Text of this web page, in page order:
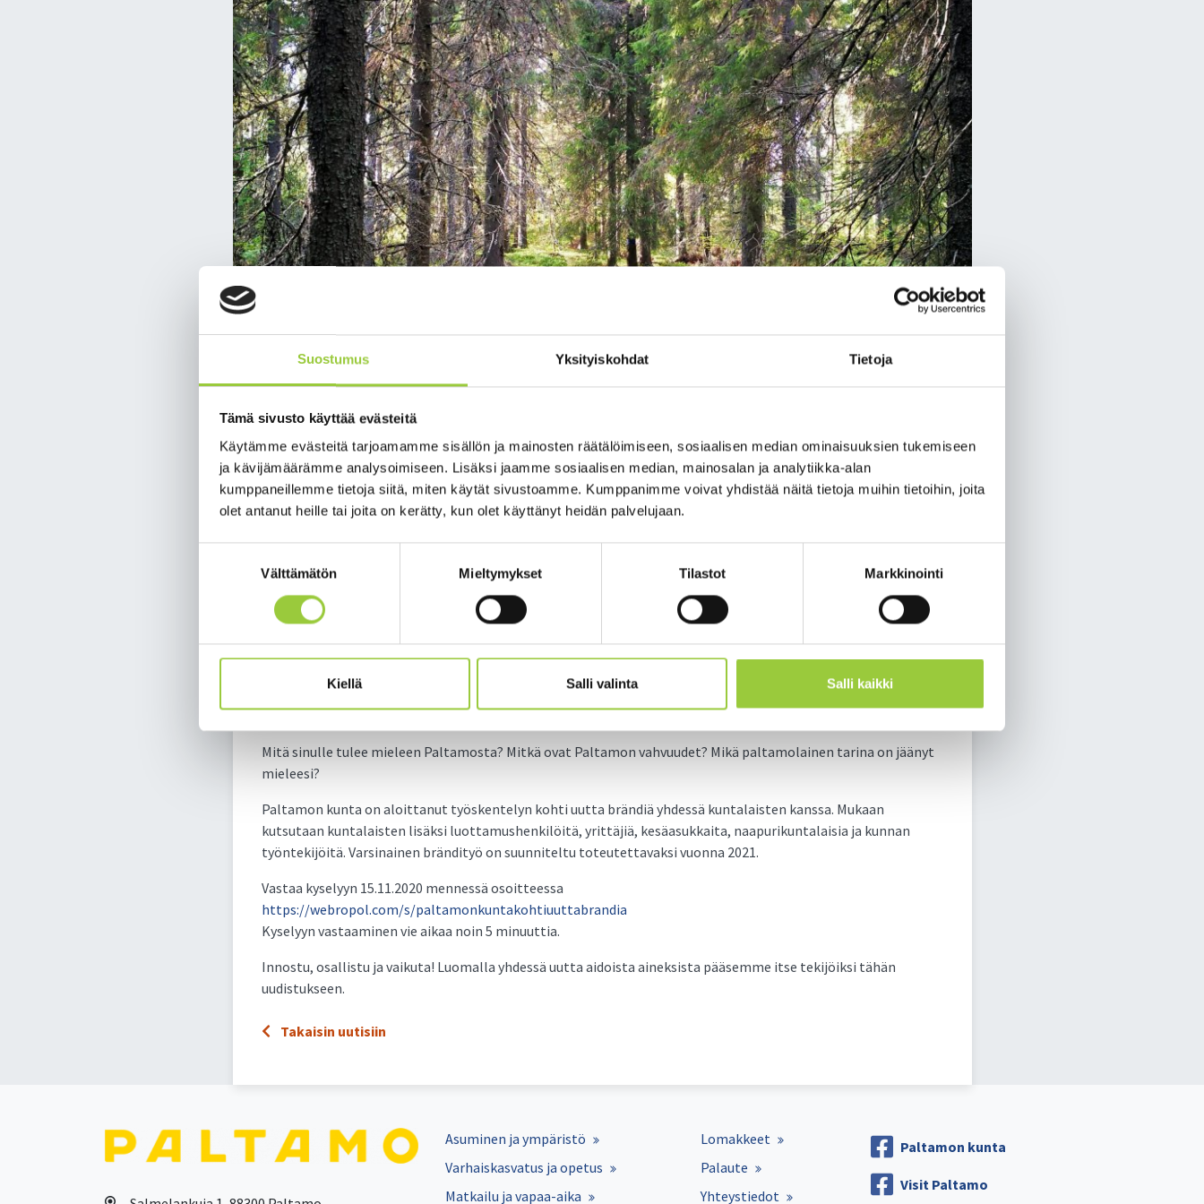
Suostumus Yksityiskohdat Tietoja
Tämä sivusto käyttää evästeitä
Käytämme evästeitä tarjoamamme sisällön ja mainosten räätälöimiseen, sosiaalisen median ominaisuuksien tukemiseen
ja kävijämäärämme analysoimiseen. Lisäksi jaamme sosiaalisen median, mainosalan ja analytiikka-alan
kumppaneillemme tietoja siitä, miten käytät sivustoamme. Kumppanimme voivat yhdistää näitä tietoja muihin tietoihin, joita
olet antanut heille tai joita on kerätty, kun olet käyttänyt heidän palvelujaan.
Välttämätön Mieltymykset Tilastot Markkinointi
Kiellä Salli valinta Salli kaikki
Paltamon kunta on aloittanut työskentelyn kohti uutta brändiä
- vastaa kyselyyn!
Mitä sinulle tulee mieleen Paltamosta? Mitkä ovat Paltamon vahvuudet? Mikä paltamolainen tarina on jäänyt
mieleesi?
Paltamon kunta on aloittanut työskentelyn kohti uutta brändiä yhdessä kuntalaisten kanssa. Mukaan
kutsutaan kuntalaisten lisäksi luottamushenkilöitä, yrittäjiä, kesäasukkaita, naapurikuntalaisia ja kunnan
työntekijöitä. Varsinainen brändityö on suunniteltu toteutettavaksi vuonna 2021.
Vastaa kyselyyn 15.11.2020 mennessä osoitteessa
https://webropol.com/s/paltamonkuntakohtiuuttabrandia
Kyselyyn vastaaminen vie aikaa noin 5 minuuttia.
Innostu, osallistu ja vaikuta! Luomalla yhdessä uutta aidoista aineksista pääsemme itse tekijöiksi tähän
uudistukseen.
Takaisin uutisiin
Asuminen ja ympäristö
Varhaiskasvatus ja opetus
Matkailu ja vapaa-aika
Lomakkeet
Palaute
Yhteystiedot
Paltamon kunta
Visit Paltamo